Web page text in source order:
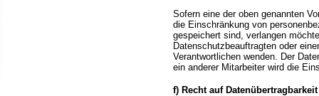
Sofern eine der oben genannten
die Einschränkung von
gespeichert sind, verlangen
Datenschutzbeauftragten oder
Verantwortlichen wenden. Der
ein anderer Mitarbeiter wird die
f) Recht auf Datenübertragbarkeit